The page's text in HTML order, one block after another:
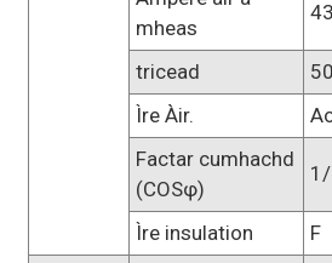
mheas
tricead
Ìre Àir.
Factar cumhachd
(COSφ)
Ìre insulation F